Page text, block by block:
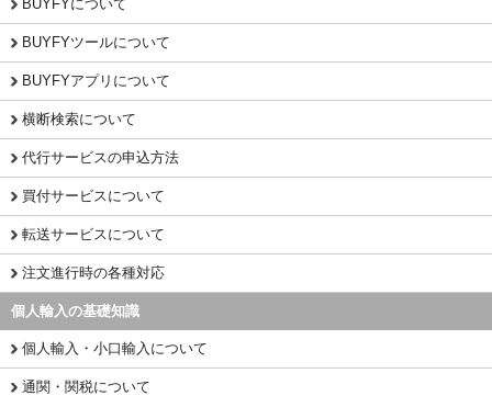
BUYFYについて
BUYFYツールについて
BUYFYアプリについて
横断検索について
代行サービスの申込方法
買付サービスについて
転送サービスについて
注文進行時の各種対応
個人輸入の基礎知識
個人輸入・小口輸入について
通関・関税について